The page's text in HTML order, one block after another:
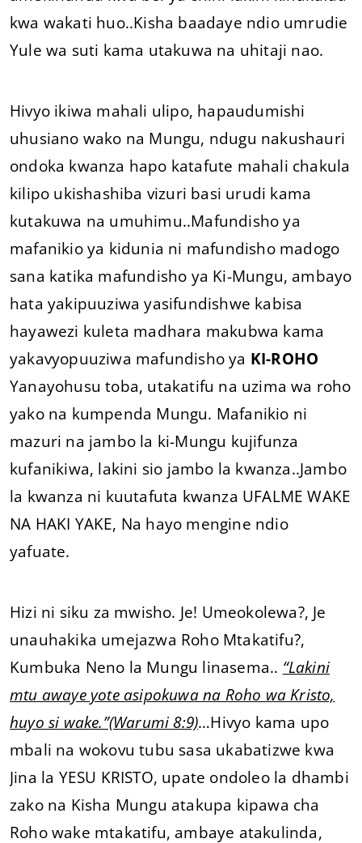
kwa wakati huo..Kisha baadaye ndio umrudie
Yule wa suti kama utakuwa na uhitaji nao.
Hivyo ikiwa mahali ulipo, hapaudumishi
uhusiano wako na Mungu, ndugu nakushauri
ondoka kwanza hapo katafute mahali chakula
kilipo ukishashiba vizuri basi urudi kama
kutakuwa na umuhimu..Mafundisho ya
mafanikio ya kidunia ni mafundisho madogo
sana katika mafundisho ya Ki-Mungu, ambayo
hata yakipuuziwa yasifundishwe kabisa
hayawezi kuleta madhara makubwa kama
yakavyopuuziwa mafundisho ya KI-ROHO
Yanayohusu toba, utakatifu na uzima wa roho
yako na kumpenda Mungu. Mafanikio ni
mazuri na jambo la ki-Mungu kujifunza
kufanikiwa, lakini sio jambo la kwanza..Jambo
la kwanza ni kuutafuta kwanza UFALME WAKE
NA HAKI YAKE, Na hayo mengine ndio
yafuate.
Hizi ni siku za mwisho. Je! Umeokolewa?, Je
unauhakika umejazwa Roho Mtakatifu?,
Kumbuka Neno la Mungu linasema.. “Lakini
mtu awaye yote asipokuwa na Roho wa Kristo,
huyo si wake.”(Warumi 8:9)…Hivyo kama upo
mbali na wokovu tubu sasa ukabatizwe kwa
Jina la YESU KRISTO, upate ondoleo la dhambi
zako na Kisha Mungu atakupa kipawa cha
Roho wake mtakatifu, ambaye atakulinda,